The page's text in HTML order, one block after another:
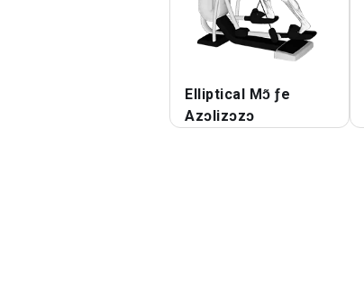
Elliptical Mɔ̃ ƒe
Azɔlizɔzɔ